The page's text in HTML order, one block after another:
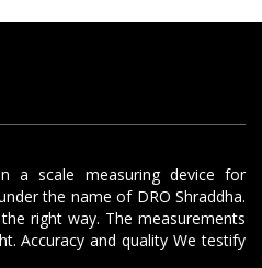
a scale measuring device for
the name of DRO Shraddha.
right way. The measurements
Accuracy and quality We testify